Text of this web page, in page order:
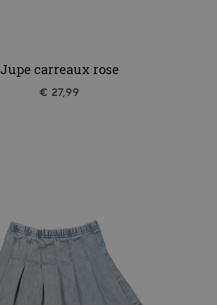
Jupe carreaux rose
€ 27,99